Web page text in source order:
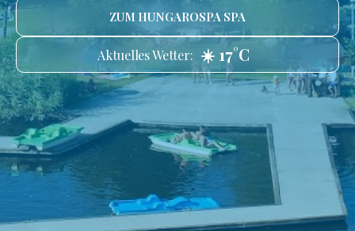
ZUM HUNGAROSPA SPA
Aktuelles Wetter: ☀️ 17°C